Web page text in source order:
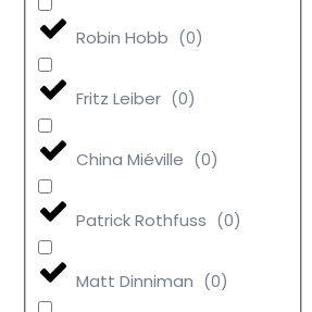
Robin Hobb (0)
Fritz Leiber (0)
China Miéville (0)
Patrick Rothfuss (0)
Matt Dinniman (0)